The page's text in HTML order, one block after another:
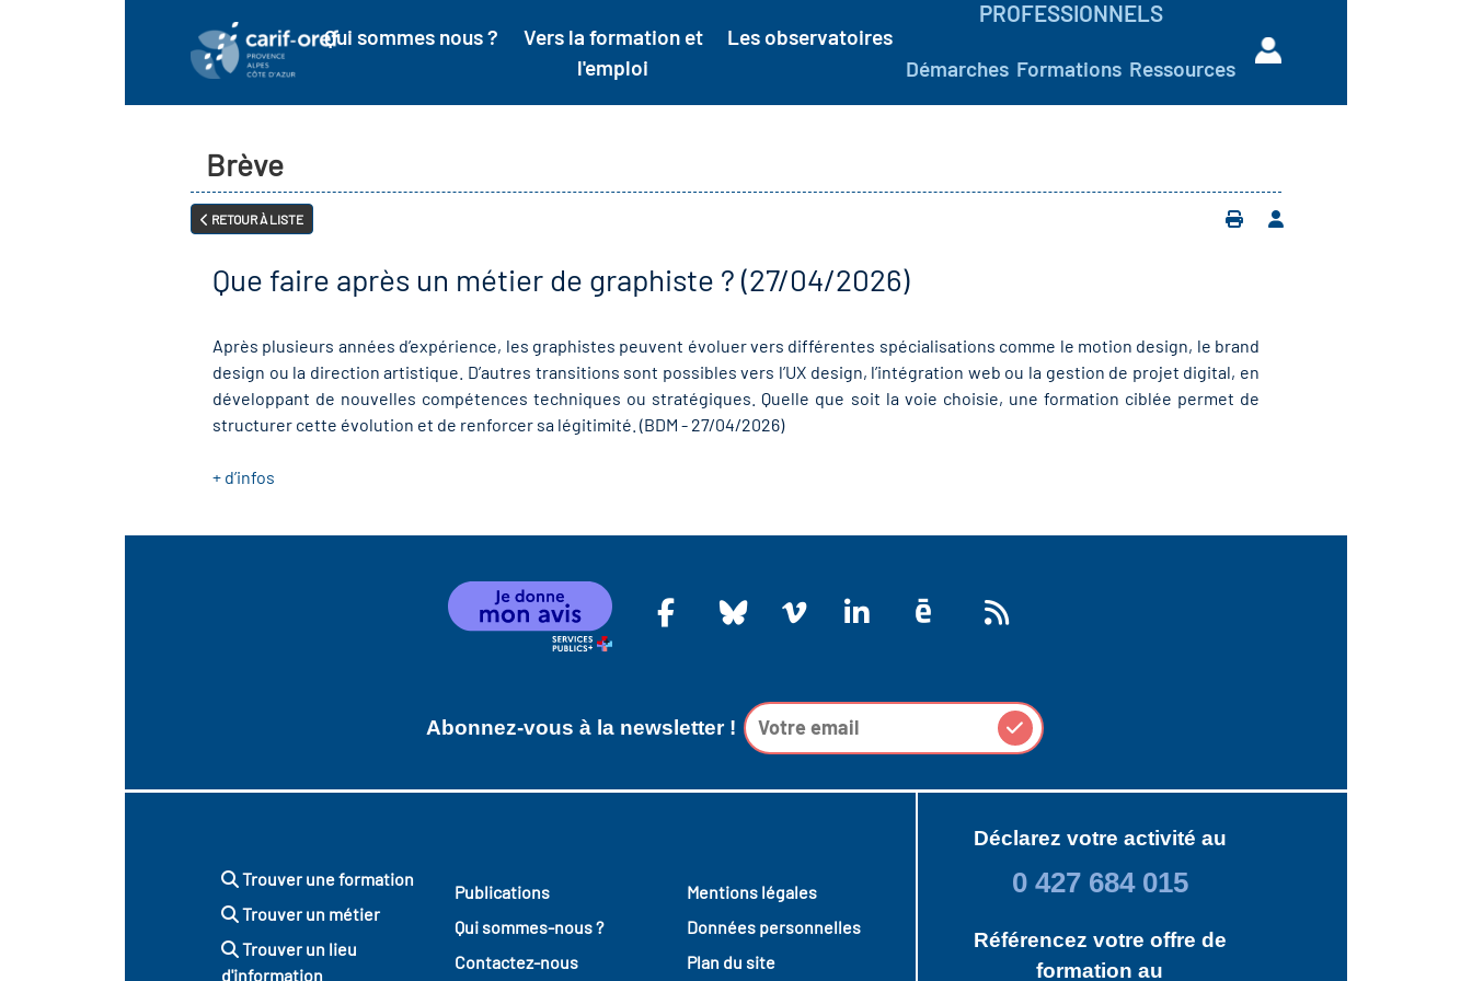
Qui sommes nous ?
Vers la formation et
l'emploi
Les observatoires
PROFESSIONNELS
Démarches Formations Ressources
Brève
RETOUR À LISTE
Que faire après un métier de graphiste ? (27/04/2026)
Après plusieurs années d’expérience, les graphistes peuvent évoluer vers différentes spécialisations comme le motion design, le brand
design ou la direction artistique. D’autres transitions sont possibles vers l’UX design, l’intégration web ou la gestion de projet digital, en
développant de nouvelles compétences techniques ou stratégiques. Quelle que soit la voie choisie, une formation ciblée permet de
structurer cette évolution et de renforcer sa légitimité. (BDM - 27/04/2026)
+ d’infos
Abonnez-vous à la newsletter !
Trouver une formation
Trouver un métier
Trouver un lieu
d'information
Publications
Qui sommes-nous ?
Contactez-nous
Mentions légales
Données personnelles
Plan du site
Déclarez votre activité au
0 427 684 015
Référencez votre offre de
formation au